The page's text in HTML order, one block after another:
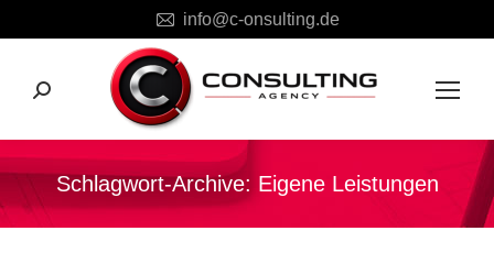
info@c-onsulting.de
Search:
Schlagwort-Archive: Eigene Leistungen